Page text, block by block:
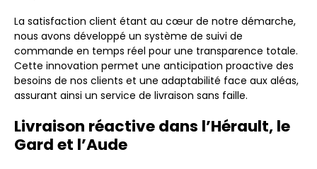
La satisfaction client étant au cœur de notre démarche,
nous avons développé un système de suivi de
commande en temps réel pour une transparence totale.
Cette innovation permet une anticipation proactive des
besoins de nos clients et une adaptabilité face aux aléas,
assurant ainsi un service de livraison sans faille.
Livraison réactive dans l’Hérault, le
Gard et l’Aude